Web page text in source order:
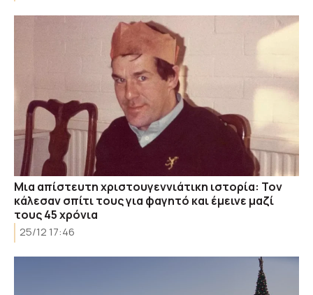
Μια απίστευτη χριστουγεννιάτικη ιστορία: Τον
κάλεσαν σπίτι τους για φαγητό και έμεινε μαζί
τους 45 χρόνια
25/12 17:46